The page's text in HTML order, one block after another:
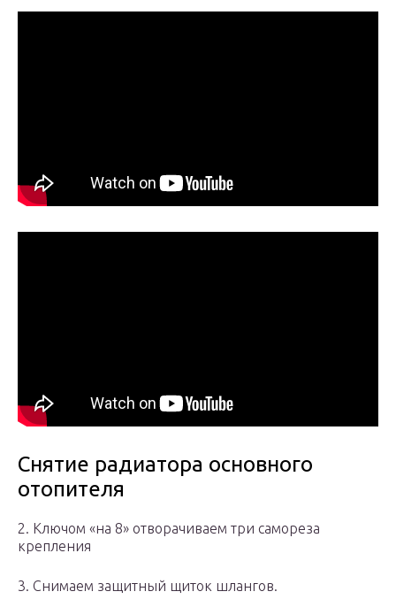
Снятие радиатора основного
отопителя
2. Ключом «на 8» отворачиваем три самореза
крепления
3. Снимаем защитный щиток шлангов.